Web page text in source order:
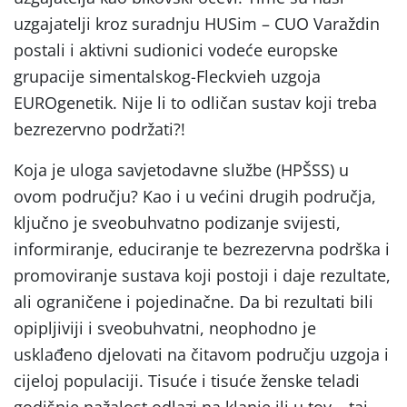
uzgajatelji kroz suradnju HUSim – CUO Varaždin
postali i aktivni sudionici vodeće europske
grupacije simentalskog-Fleckvieh uzgoja
EUROgenetik. Nije li to odličan sustav koji treba
bezrezervno podržati?!
Koja je uloga savjetodavne službe (HPŠSS) u
ovom području? Kao i u većini drugih područja,
ključno je sveobuhvatno podizanje svijesti,
informiranje, educiranje te bezrezervna podrška i
promoviranje sustava koji postoji i daje rezultate,
ali ograničene i pojedinačne. Da bi rezultati bili
opipljiviji i sveobuhvatni, neophodno je
usklađeno djelovati na čitavom području uzgoja i
cijeloj populaciji. Tisuće i tisuće ženske teladi